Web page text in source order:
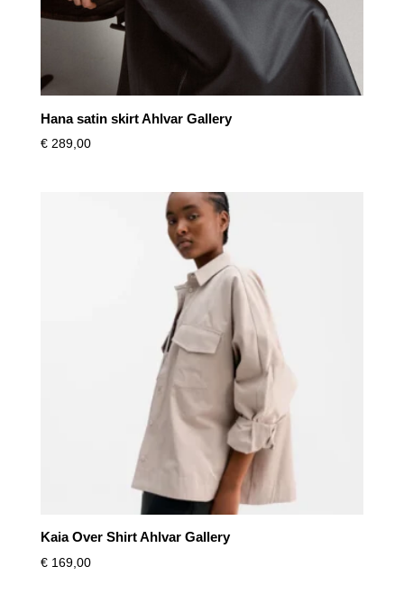
Hana satin skirt Ahlvar Gallery
€289,00
Kaia Over Shirt Ahlvar Gallery
€169,00